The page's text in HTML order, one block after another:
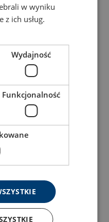
zawiesi 3-4 cięgnowych
NRLI, klasa 8
Pokaż produkt
w wyniku
z ich usług.
Wydajność
Funkcjonalność